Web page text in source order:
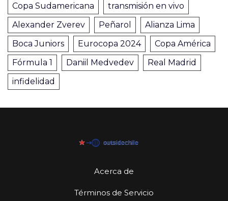
Copa Sudamericana
transmisión en vivo
Alexander Zverev
Peñarol
Alianza Lima
Boca Juniors
Eurocopa 2024
Copa América
Fórmula 1
Daniil Medvedev
Real Madrid
infidelidad
Acerca de
Términos de Servicio